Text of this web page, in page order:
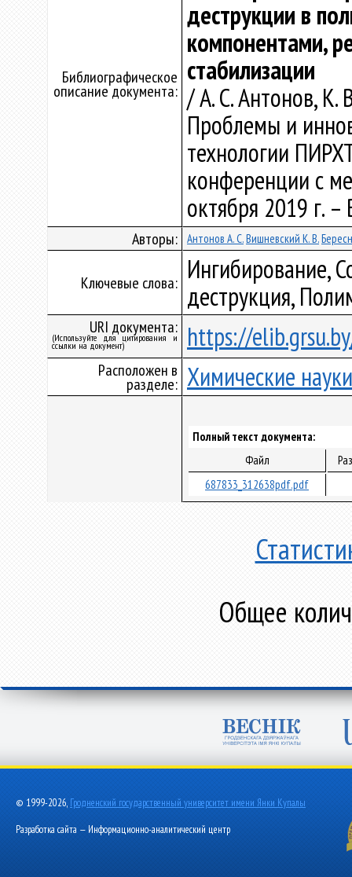
Библиографическое
описание документа:
деструкции в
компонентами,
стабилизации
/ А. С. Антонов, К.
Проблемы и
технологии
конференции с
октября 2019 г.
Авторы: Антонов А. С.Вишневский К. В.
Ключевые слова: Ингибирование,
деструкция,
URI документа:
(Используйте для цитирования и
ссылки на документ) https://
Расположен в
разделе: Химические науки
Полный текст документа:
Файл
687833_312638pdf.pdf
Общее
© 1999-2026, Гродненский государственный университет имени Янки Купалы
Разработка сайта — Информационно-аналитический центр